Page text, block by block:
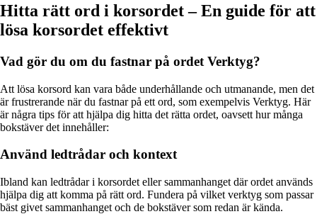
Hitta rätt ord i korsordet – En guide för att
lösa korsordet effektivt
Vad gör du om du fastnar på ordet Verktyg?
Att lösa korsord kan vara både underhållande och utmanande, men det
är frustrerande när du fastnar på ett ord, som exempelvis Verktyg. Här
är några tips för att hjälpa dig hitta det rätta ordet, oavsett hur många
bokstäver det innehåller:
Använd ledtrådar och kontext
Ibland kan ledtrådar i korsordet eller sammanhanget där ordet används
hjälpa dig att komma på rätt ord. Fundera på vilket verktyg som passar
bäst givet sammanhanget och de bokstäver som redan är kända.